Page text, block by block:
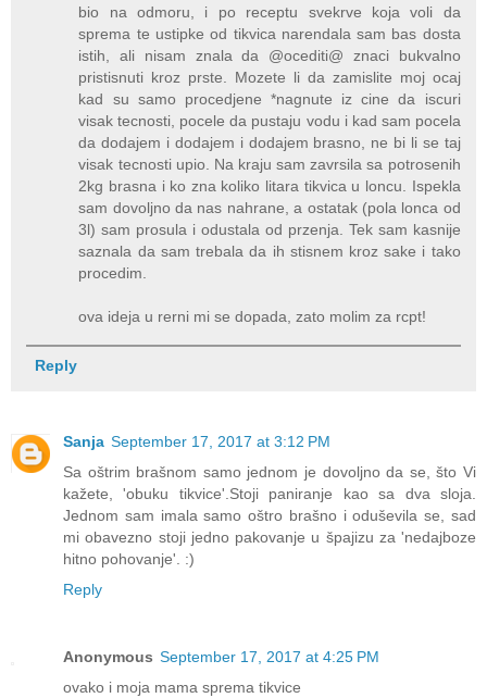
bio na odmoru, i po receptu svekrve koja voli da
sprema te ustipke od tikvica narendala sam bas dosta
istih, ali nisam znala da @ocediti@ znaci bukvalno
pristisnuti kroz prste. Mozete li da zamislite moj ocaj
kad su samo procedjene *nagnute iz cine da iscuri
visak tecnosti, pocele da pustaju vodu i kad sam pocela
da dodajem i dodajem i dodajem brasno, ne bi li se taj
visak tecnosti upio. Na kraju sam zavrsila sa potrosenih
2kg brasna i ko zna koliko litara tikvica u loncu. Ispekla
sam dovoljno da nas nahrane, a ostatak (pola lonca od
3l) sam prosula i odustala od przenja. Tek sam kasnije
saznala da sam trebala da ih stisnem kroz sake i tako
procedim.
ova ideja u rerni mi se dopada, zato molim za rcpt!
Reply
Sanja September 17, 2017 at 3:12 PM
Sa oštrim brašnom samo jednom je dovoljno da se, što Vi
kažete, 'obuku tikvice'.Stoji paniranje kao sa dva sloja.
Jednom sam imala samo oštro brašno i oduševila se, sad
mi obavezno stoji jedno pakovanje u špajizu za 'nedajboze
hitno pohovanje'. :)
Reply
Anonymous September 17, 2017 at 4:25 PM
ovako i moja mama sprema tikvice